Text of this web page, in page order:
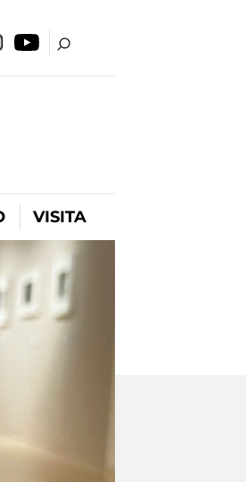
VISITA